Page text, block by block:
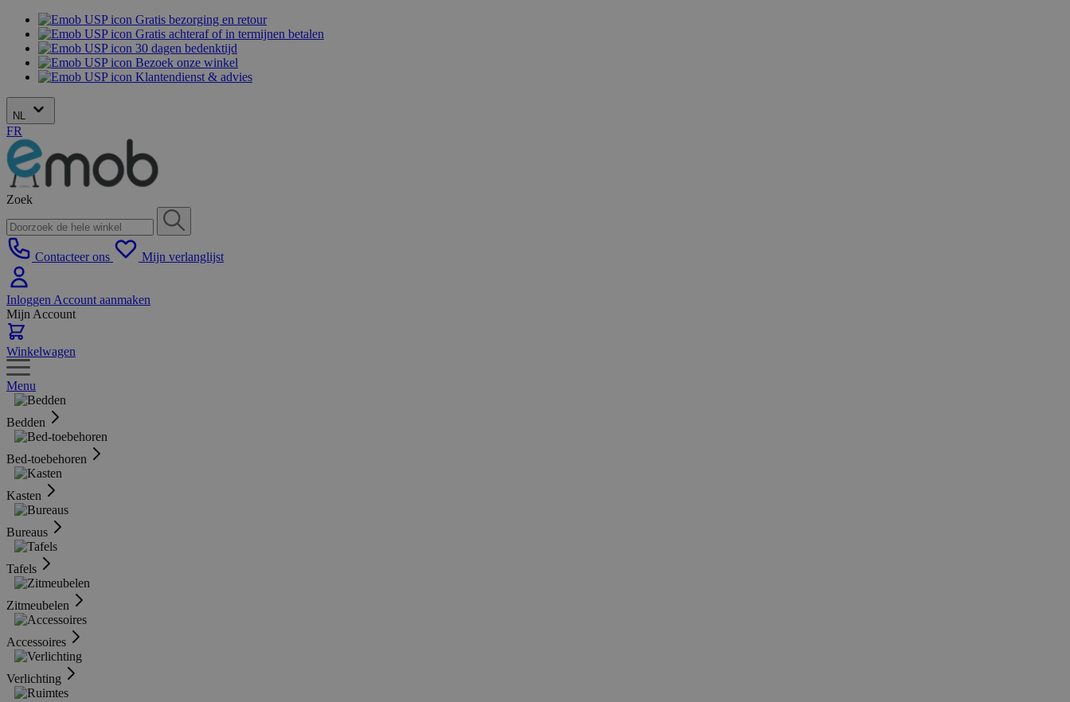
Gratis bezorging en retour
Gratis achteraf of in termijnen betalen
30 dagen bedenktijd
Bezoek onze winkel
Klantendienst & advies
NL
FR
Zoek
Contacteer ons Mijn verlanglijst
Inloggen Account aanmaken
Mijn Account
Winkelwagen
Menu
Bedden
Bed-toebehoren
Kasten
Bureaus
Tafels
Zitmeubelen
Accessoires
Verlichting